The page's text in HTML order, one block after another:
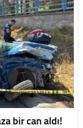
bir can aldı!